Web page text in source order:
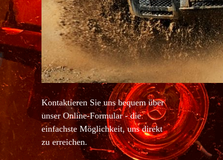
Kontaktieren Sie uns bequem über
unser Online-Formular - die
einfachste Möglichkeit, uns direkt
zu erreichen.